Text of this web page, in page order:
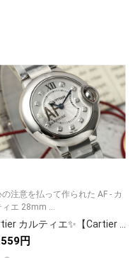
注意を払って作られた AF - カ
ィエ 28mm ...
円